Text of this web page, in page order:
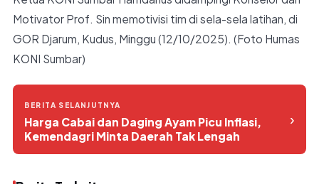
Motivator Prof. Sin memotivisi tim di sela-sela latihan, di
GOR Djarum, Kudus, Minggu (12/10/2025). (Foto Humas
KONI Sumbar)
BERITA SELANJUTNYA
Harga Cabai dan Daging Ayam Picu Inflasi,
Kemendagri Minta Daerah Tak Lengah
›